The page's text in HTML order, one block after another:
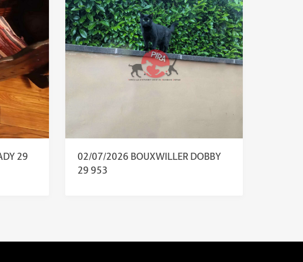
29
02/07/2026 BOUXWILLER DOBBY
29 953